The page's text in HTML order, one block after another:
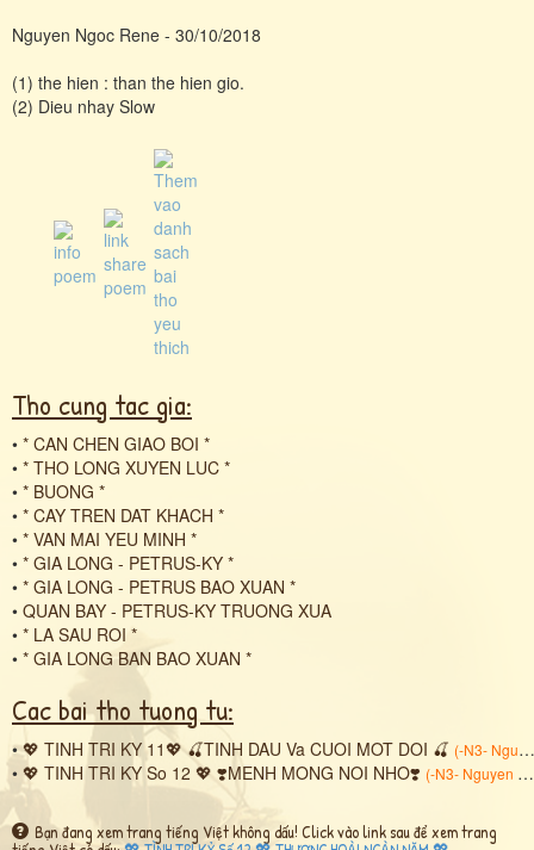
Nguyen Ngoc Rene - 30/10/2018
(1) the hien : than the hien gio.
(2) Dieu nhay Slow
Tho cung tac gia:
• * CAN CHEN GIAO BOI *
• * THO LONG XUYEN LUC *
• * BUONG *
• * CAY TREN DAT KHACH *
• * VAN MAI YEU MINH *
• * GIA LONG - PETRUS-KY *
• * GIA LONG - PETRUS BAO XUAN *
• QUAN BAY - PETRUS-KY TRUONG XUA
• * LA SAU ROI *
• * GIA LONG BAN BAO XUAN *
Cac bai tho tuong tu:
•💖 TINH TRI KY 11💖 🍒TINH DAU Va CUOI MOT DOI 🍒 (-N3- Nguyen Ngoc Rene
• 💖 TINH TRI KY So 12 💖 ❣️MENH MONG NOI NHO❣️ (-N3- Nguyen Ngoc Rene
Bạn đang xem trang tiếng Việt không dấu! Click vào link sau để xem trang